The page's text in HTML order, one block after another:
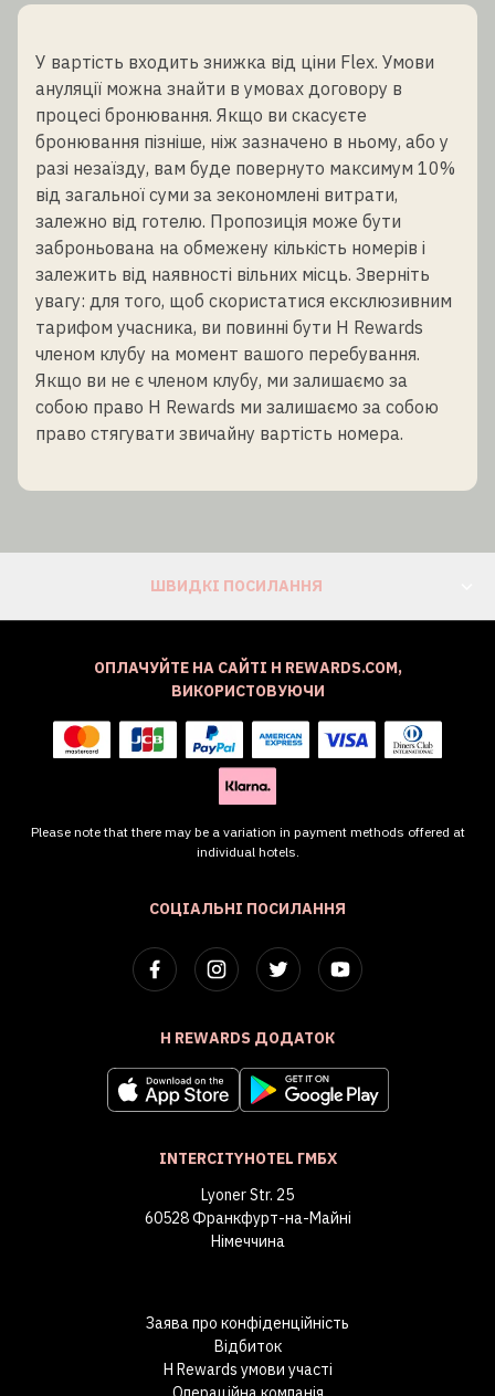
У вартість входить знижка від ціни Flex. Умови
ануляції можна знайти в умовах договору в
процесі бронювання. Якщо ви скасуєте
бронювання пізніше, ніж зазначено в ньому, або у
разі незаїзду, вам буде повернуто максимум 10%
від загальної суми за зекономлені витрати,
залежно від готелю. Пропозиція може бути
заброньована на обмежену кількість номерів і
залежить від наявності вільних місць. Зверніть
увагу: для того, щоб скористатися ексклюзивним
тарифом учасника, ви повинні бути H Rewards
членом клубу на момент вашого перебування.
Якщо ви не є членом клубу, ми залишаємо за
собою право H Rewards ми залишаємо за собою
право стягувати звичайну вартість номера.
ШВИДКІ ПОСИЛАННЯ
СОЦІАЛЬНІ ПОСИЛАННЯ
H REWARDS ДОДАТОК
INTERCITYHOTEL ГМБХ
Lyoner Str. 25
60528 Франкфурт-на-Майні
Німеччина
ОПЛАЧУЙТЕ НА САЙТІ H REWARDS.COM,
ВИКОРИСТОВУЮЧИ
Please note that there may be a variation in payment methods offered at
individual hotels.
Заява про конфіденційність
Відбиток
H Rewards умови участі